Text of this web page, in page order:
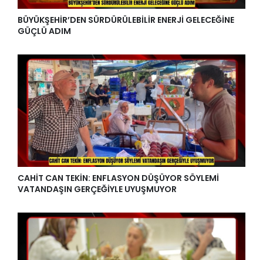
BÜYÜKŞEHİR’DEN SÜRDÜRÜLEBİLİR ENERJİ GELECEĞİNE
GÜÇLÜ ADIM
CAHİT CAN TEKİN: ENFLASYON DÜŞÜYOR SÖYLEMİ
VATANDAŞIN GERÇEĞİYLE UYUŞMUYOR